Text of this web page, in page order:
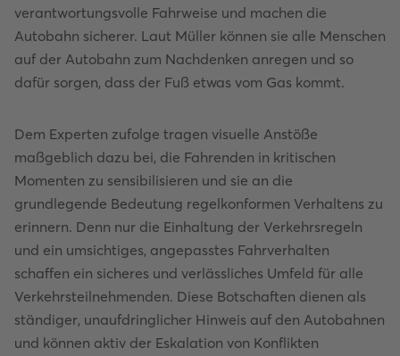
verantwortungsvolle Fahrweise und machen die
Autobahn sicherer. Laut Müller können sie alle Menschen
auf der Autobahn zum Nachdenken anregen und so
dafür sorgen, dass der Fuß etwas vom Gas kommt.
Dem Experten zufolge tragen visuelle Anstöße
maßgeblich dazu bei, die Fahrenden in kritischen
Momenten zu sensibilisieren und sie an die
grundlegende Bedeutung regelkonformen Verhaltens zu
erinnern. Denn nur die Einhaltung der Verkehrsregeln
und ein umsichtiges, angepasstes Fahrverhalten
schaffen ein sicheres und verlässliches Umfeld für alle
Verkehrsteilnehmenden. Diese Botschaften dienen als
ständiger, unaufdringlicher Hinweis auf den Autobahnen
und können aktiv der Eskalation von Konflikten